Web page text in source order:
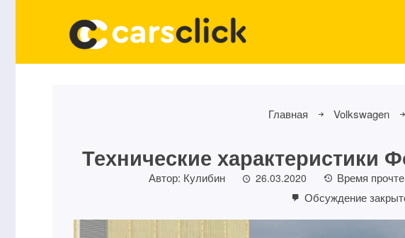
Главная Volkswagen
Технические характеристики
Автор: Кулибин 26.03.2020 Время
Обсуждение